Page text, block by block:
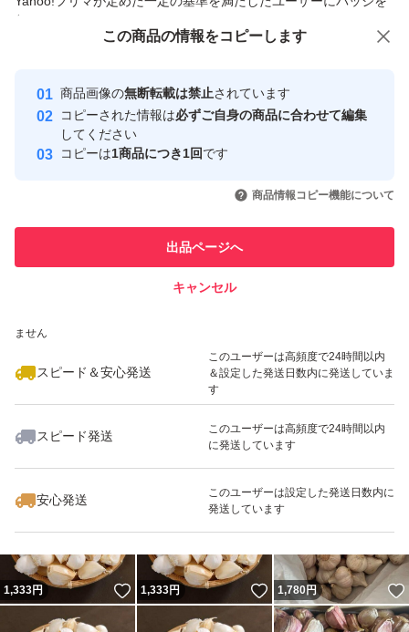
付与しています
安心取引出品者
心・安全なユーザーです
取引実績
引を完了させた実績があります
での取引実績があります
ません
スピード＆安心発送
このユーザーは高頻度で24時間以内
＆設定した発送日数内に発送していま
す
スピード発送
このユーザーは高頻度で24時間以内
に発送しています
安心発送
このユーザーは設定した発送日数内に
発送しています
この商品の情報をコピーします
商品画像の無断転載は禁止されています
コピーされた情報は必ずご自身の商品に合わせて編集
してください
コピーは1商品につき1回です
商品情報コピー機能について
出品ページへ
キャンセル
この商品をみている人にオススメ
いいね！
2,222
1,333円 いいね！
1,333円 いいね！
1,780円